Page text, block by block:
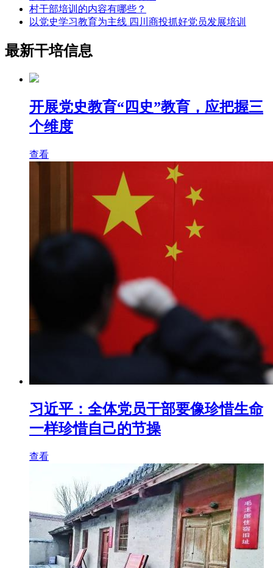
村干部培训的内容有哪些？
以党史学习教育为主线 四川商投抓好党员发展培训
最新干培信息
开展党史教育“四史”教育，应把握三
个维度
查看
习近平：全体党员干部要像珍惜生命
一样珍惜自己的节操
查看